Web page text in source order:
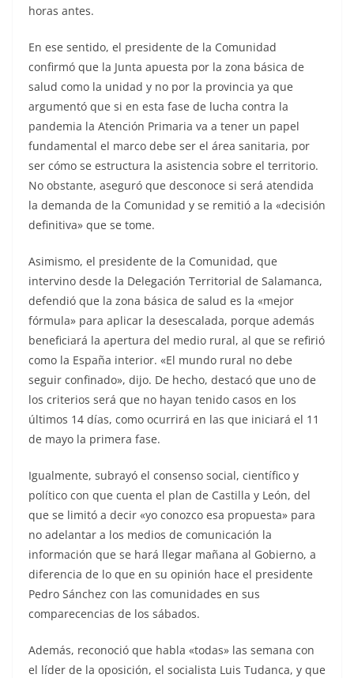
horas antes.
En ese sentido, el presidente de la Comunidad
confirmó que la Junta apuesta por la zona básica de
salud como la unidad y no por la provincia ya que
argumentó que si en esta fase de lucha contra la
pandemia la Atención Primaria va a tener un papel
fundamental el marco debe ser el área sanitaria, por
ser cómo se estructura la asistencia sobre el territorio.
No obstante, aseguró que desconoce si será atendida
la demanda de la Comunidad y se remitió a la «decisión
definitiva» que se tome.
Asimismo, el presidente de la Comunidad, que
intervino desde la Delegación Territorial de Salamanca,
defendió que la zona básica de salud es la «mejor
fórmula» para aplicar la desescalada, porque además
beneficiará la apertura del medio rural, al que se refirió
como la España interior. «El mundo rural no debe
seguir confinado», dijo. De hecho, destacó que uno de
los criterios será que no hayan tenido casos en los
últimos 14 días, como ocurrirá en las que iniciará el 11
de mayo la primera fase.
Igualmente, subrayó el consenso social, científico y
político con que cuenta el plan de Castilla y León, del
que se limitó a decir «yo conozco esa propuesta» para
no adelantar a los medios de comunicación la
información que se hará llegar mañana al Gobierno, a
diferencia de lo que en su opinión hace el presidente
Pedro Sánchez con las comunidades en sus
comparecencias de los sábados.
Además, reconoció que habla «todas» las semana con
el líder de la oposición, el socialista Luis Tudanca, y que